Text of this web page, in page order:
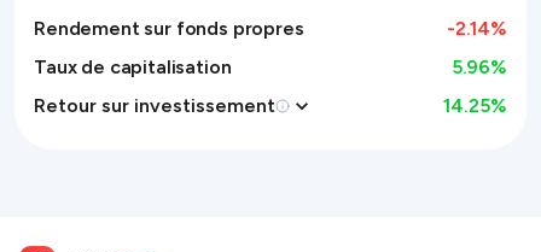
Rendement sur fonds propres -2.14%
Taux de capitalisation
5.96%
Retour sur investissement
14.25%